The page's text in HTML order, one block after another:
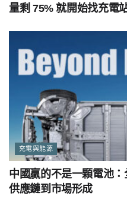
量剩 75% 就開始找充電
充電與能源
中國贏的不是一顆電池
供應鏈到市場形成